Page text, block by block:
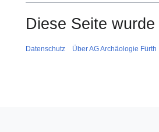
Diese Seite
Datenschutz Über AG Archäologie Fürth